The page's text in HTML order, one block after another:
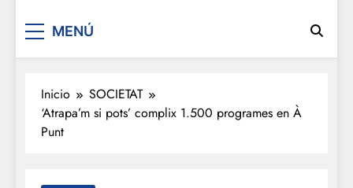
De festa en festa 2.0
MENÚ
Inicio
SOCIETAT
‘Atrapa’m si pots’ complix 1.500 programes en À
Punt